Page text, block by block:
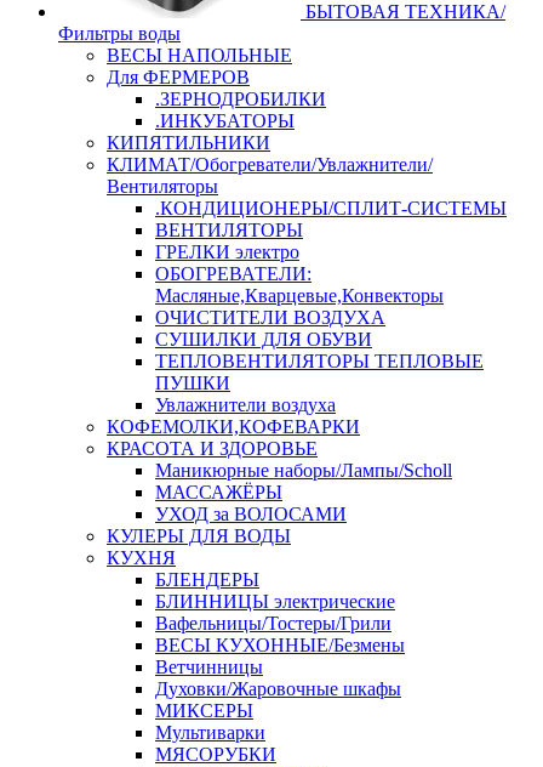
БЫТОВАЯ ТЕХНИКА/
Фильтры воды
ВЕСЫ НАПОЛЬНЫЕ
Для ФЕРМЕРОВ
.ЗЕРНОДРОБИЛКИ
.ИНКУБАТОРЫ
КИПЯТИЛЬНИКИ
КЛИМАТ/Обогреватели/Увлажнители/
Вентиляторы
.КОНДИЦИОНЕРЫ/СПЛИТ-СИСТЕМЫ
ВЕНТИЛЯТОРЫ
ГРЕЛКИ электро
ОБОГРЕВАТЕЛИ:
Масляные,Кварцевые,Конвекторы
ОЧИСТИТЕЛИ ВОЗДУХА
СУШИЛКИ ДЛЯ ОБУВИ
ТЕПЛОВЕНТИЛЯТОРЫ ТЕПЛОВЫЕ
ПУШКИ
Увлажнители воздуха
КОФЕМОЛКИ,КОФЕВАРКИ
КРАСОТА И ЗДОРОВЬЕ
Маникюрные наборы/Лампы/Scholl
МАССАЖЁРЫ
УХОД за ВОЛОСАМИ
КУЛЕРЫ ДЛЯ ВОДЫ
КУХНЯ
БЛЕНДЕРЫ
БЛИННИЦЫ электрические
Вафельницы/Тостеры/Грили
ВЕСЫ КУХОННЫЕ/Безмены
Ветчинницы
Духовки/Жаровочные шкафы
МИКСЕРЫ
Мультиварки
МЯСОРУБКИ